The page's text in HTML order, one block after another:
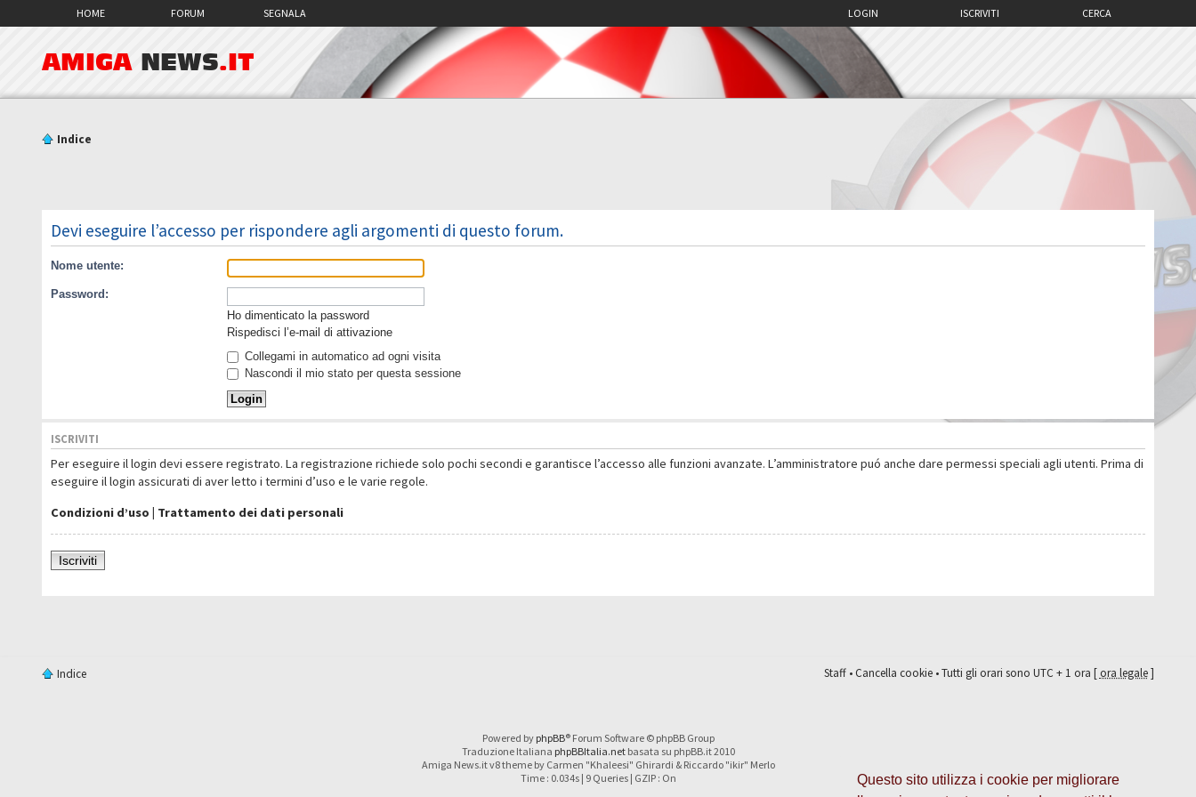
Questo sito utilizza i cookie per migliorare
HOME FORUM SEGNALA CERCA
ISCRIVITI
LOGIN
AMIGA NEWS.IT
Indice
Devi eseguire l’accesso per rispondere agli argomenti di questo forum.
Nome utente:
Password:
Ho dimenticato la password
Rispedisci l’e-mail di attivazione
Collegami in automatico ad ogni visita
Nascondi il mio stato per questa sessione
ISCRIVITI
Per eseguire il login devi essere registrato. La registrazione richiede solo pochi secondi e garantisce l’accesso alle funzioni avanzate. L’amministratore puó anche dare permessi speciali agli utenti. Prima di
eseguire il login assicurati di aver letto i termini d’uso e le varie regole.
Condizioni d’uso | Trattamento dei dati personali
Iscriviti
Indice Staff•Cancella cookie• Tutti gli orari sono UTC + 1 ora [ora legale]
Powered by phpBB® Forum Software © phpBB Group
Traduzione Italiana phpBBItalia.netbasata su phpBB.it 2010
Amiga News.it v8 theme by Carmen "Khaleesi" Ghirardi & Riccardo "ikir" Merlo
Time : 0.034s | 9 Queries | GZIP : On